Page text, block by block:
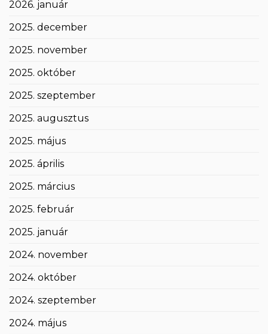
2026. január
2025. december
2025. november
2025. október
2025. szeptember
2025. augusztus
2025. május
2025. április
2025. március
2025. február
2025. január
2024. november
2024. október
2024. szeptember
2024. május